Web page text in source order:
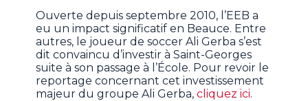
Ouverte depuis septembre 2010, l’EEB a
eu un impact significatif en Beauce. Entre
autres, le joueur de soccer Ali Gerba s’est
dit convaincu d’investir à Saint-Georges
suite à son passage à l’École. Pour revoir le
reportage concernant cet investissement
majeur du groupe Ali Gerba,cliquez ici.